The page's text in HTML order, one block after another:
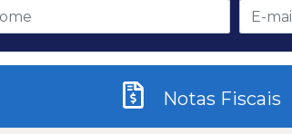
Notas Fiscais